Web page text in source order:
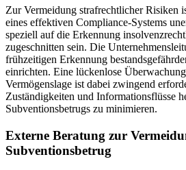
Zur Vermeidung strafrechtlicher Risiken
eines effektiven Compliance-Systems
speziell auf die Erkennung
zugeschnitten sein. Die
frühzeitigen Erkennung
einrichten. Eine lückenlose
Vermögenslage ist dabei zwingend
Zuständigkeiten und Informationsflüsse
Subventionsbetrugs zu minimieren.
Externe Beratung zur
Subventionsbetrug